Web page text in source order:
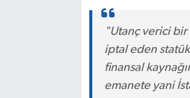
"Utanç verici bir
iptal eden
finansal
emanete yani